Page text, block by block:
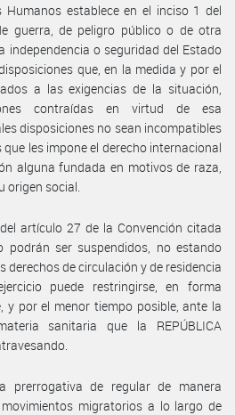
Humanos establece en el inciso 1 del
guerra, de peligro público o de otra
independencia o seguridad del Estado
que, en la medida y por el
a las exigencias de la situación,
contraídas en virtud de esa
disposiciones no sean incompatibles
les impone el derecho internacional
alguna fundada en motivos de raza,
origen social.
artículo 27 de la Convención citada
podrán ser suspendidos, no estando
derechos de circulación y de residencia
puede restringirse, en forma
y por el menor tiempo posible, ante la
sanitaria que la REPÚBLICA
prerrogativa de regular de manera
migratorios a lo largo de